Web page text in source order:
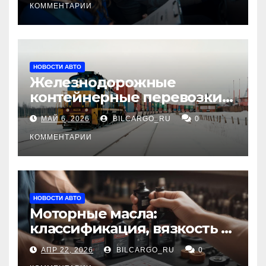
КОММЕНТАРИИ
НОВОСТИ АВТО
Железнодорожные
контейнерные перевозки
из Китая в Россию:
маршруты, сроки и
требования
МАЙ 6, 2026 BILCARGO_RU 0
КОММЕНТАРИИ
НОВОСТИ АВТО
Моторные масла:
классификация, вязкость и
рекомендации по выбору
для различных типов
АПР 22, 2026 BILCARGO_RU 0